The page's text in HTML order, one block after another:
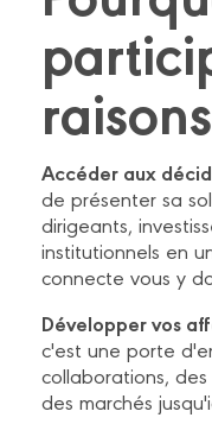
Accéder aux
de présenter sa
dirigeants,
institutionnels en
connecte vous y
Développer vos
c'est une porte
collaborations,
des marchés